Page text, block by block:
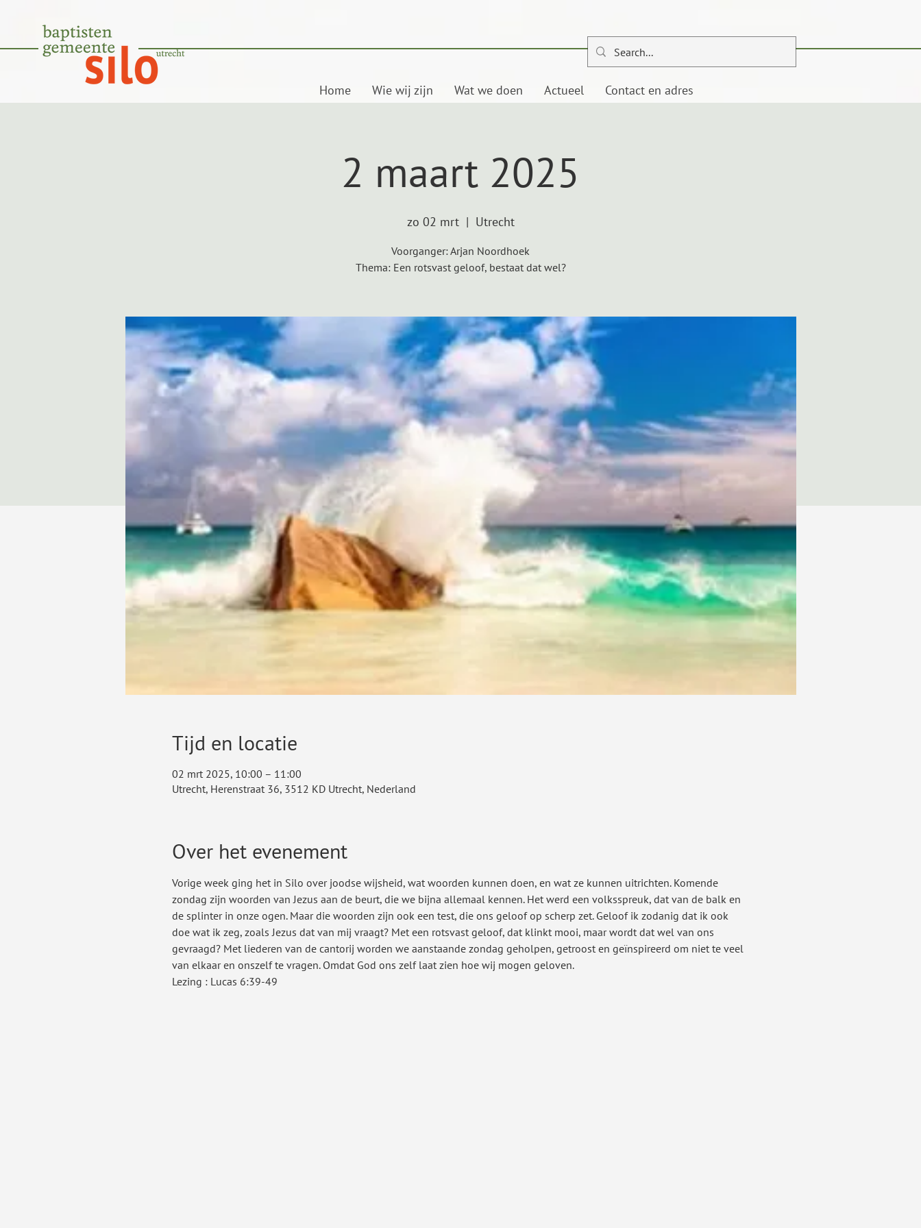
Home Wie wij zijn Wat we doen Actueel Contact en adres
2 maart 2025
zo 02 mrt
  |
Utrecht
Voorganger: Arjan Noordhoek
Thema: Een rotsvast geloof, bestaat dat wel?
Tijd en locatie
02 mrt 2025, 10:00 – 11:00
Utrecht, Herenstraat 36, 3512 KD Utrecht, Nederland
Over het evenement
Vorige week ging het in Silo over joodse wijsheid, wat woorden kunnen doen, en wat ze kunnen uitrichten. Komende
zondag zijn woorden van Jezus aan de beurt, die we bijna allemaal kennen. Het werd een volksspreuk, dat van de balk en
de splinter in onze ogen. Maar die woorden zijn ook een test, die ons geloof op scherp zet. Geloof ik zodanig dat ik ook
doe wat ik zeg, zoals Jezus dat van mij vraagt? Met een rotsvast geloof, dat klinkt mooi, maar wordt dat wel van ons
gevraagd? Met liederen van de cantorij worden we aanstaande zondag geholpen, getroost en geïnspireerd om niet te veel
van elkaar en onszelf te vragen. Omdat God ons zelf laat zien hoe wij mogen geloven.
Lezing : Lucas 6:39-49